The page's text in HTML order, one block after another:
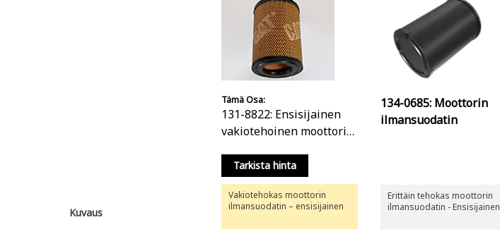
Kuvaus
Tämä Osa:
131-8822: Ensisijainen
vakiotehoinen moottorin
Tarkista hinta
Vakiotehokas moottorin
ilmansuodatin – ensisijainen
134-0685: Moottorin
ilmansuodatin
Erittäin tehokas moottorin
ilmansuodatin - Ensisijainen